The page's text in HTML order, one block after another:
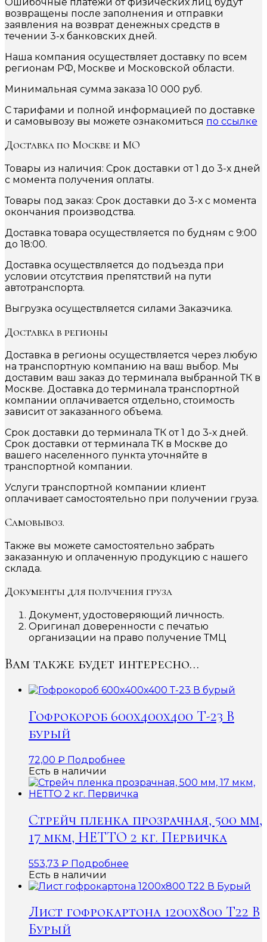
Ошибочные платежи от физических лиц будут
возвращены после заполнения и отправки
заявления на возврат денежных средств в
течении 3-х банковских дней.
Наша компания осуществляет доставку по всем
регионам РФ, Москве и Московской области.
Минимальная сумма заказа 10 000 руб.
С тарифами и полной информацией по доставке
и самовывозу вы можете ознакомиться по ссылке
Доставка по Москве и МО
Товары из наличия: Срок доставки от 1 до 3-х дней
с момента получения оплаты.
Товары под заказ: Срок доставки до 3-х с момента
окончания производства.
Доставка товара осуществляется по будням с 9:00
до 18:00.
Доставка осуществляется до подъезда при
условии отсутствия препятствий на пути
автотранспорта.
Выгрузка осуществляется силами Заказчика.
Доставка в регионы
Доставка в регионы осуществляется через любую
на транспортную компанию на ваш выбор. Мы
доставим ваш заказ до терминала выбранной ТК в
Москве. Доставка до терминала транспортной
компании оплачивается отдельно, стоимость
зависит от заказанного объема.
Срок доставки до терминала ТК от 1 до 3-х дней.
Срок доставки от терминала ТК в Москве до
вашего населенного пункта уточняйте в
транспортной компании.
Услуги транспортной компании клиент
оплачивает самостоятельно при получении груза.
Самовывоз.
Также вы можете самостоятельно забрать
заказанную и оплаченную продукцию с нашего
склада.
Документы для получения груза
Документ, удостоверяющий личность.
Оригинал доверенности с печатью
организации на право получение ТМЦ
Вам также будет интересно…
Гофрокороб 600x400x400 Т-23 В
бурый
72,00 ₽ Подробнее
Есть в наличии
Стрейч пленка прозрачная, 500 мм,
17 мкм, НЕТТО 2 кг. Первичка
553,73 ₽ Подробнее
Есть в наличии
Лист гофрокартона 1200х800 Т22 В
Бурый